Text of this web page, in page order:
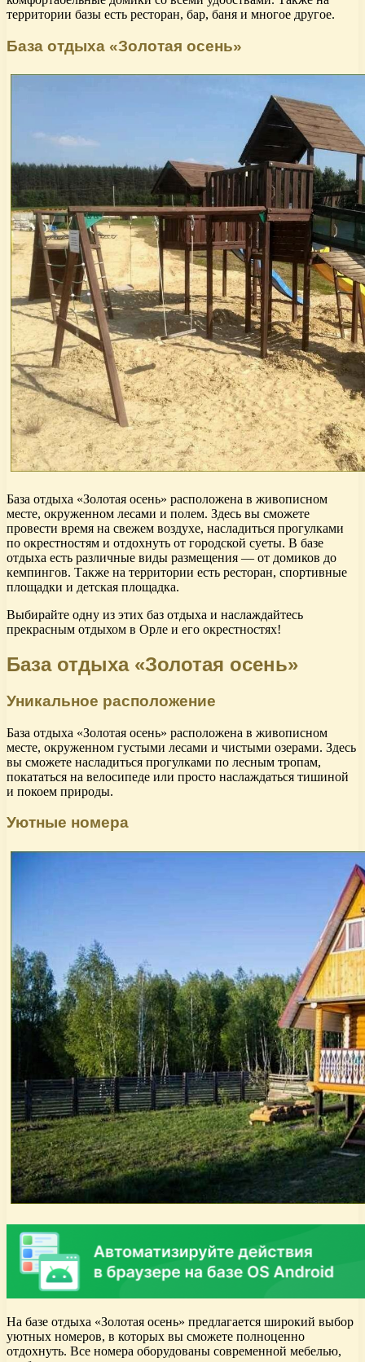
территории базы есть ресторан, бар, баня и многое другое.
База отдыха «Золотая осень»
База отдыха «Золотая осень» расположена в живописном
месте, окруженном лесами и полем. Здесь вы сможете
провести время на свежем воздухе, насладиться прогулками
по окрестностям и отдохнуть от городской суеты. В базе
отдыха есть различные виды размещения — от домиков до
кемпингов. Также на территории есть ресторан, спортивные
площадки и детская площадка.
Выбирайте одну из этих баз отдыха и наслаждайтесь
прекрасным отдыхом в Орле и его окрестностях!
База отдыха «Золотая осень»
Уникальное расположение
База отдыха «Золотая осень» расположена в живописном
месте, окруженном густыми лесами и чистыми озерами. Здесь
вы сможете насладиться прогулками по лесным тропам,
покататься на велосипеде или просто наслаждаться тишиной
и покоем природы.
Уютные номера
На базе отдыха «Золотая осень» предлагается широкий выбор
уютных номеров, в которых вы сможете полноценно
отдохнуть. Все номера оборудованы современной мебелью,